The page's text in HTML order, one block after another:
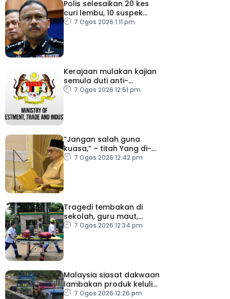
Polis selesaikan 20 kes
curi lembu, 10 suspek
diberkas
7 Ogos 2026 1:11 pm
Kerajaan mulakan kajian
semula duti anti-
lambakan import
7 Ogos 2026 12:51 pm
“Jangan salah guna
kuasa,” – titah Yang di-
Pertuan Besar Negeri
7 Ogos 2026 12:42 pm
Tragedi tembakan di
sekolah, guru maut,
pelajar bunuh diri
7 Ogos 2026 12:34 pm
Malaysia siasat dakwaan
lambakan produk keluli
dari China, Taiwan dan
7 Ogos 2026 12:26 pm